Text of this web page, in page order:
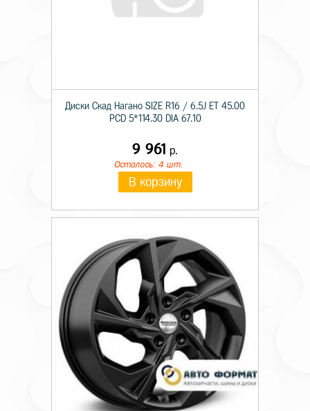
Диски Скад Нагано SIZE R16 / 6.5J ET 45.00
PCD 5*114.30 DIA 67.10
9 961 р.
Осталось: 4 шт.
В корзину